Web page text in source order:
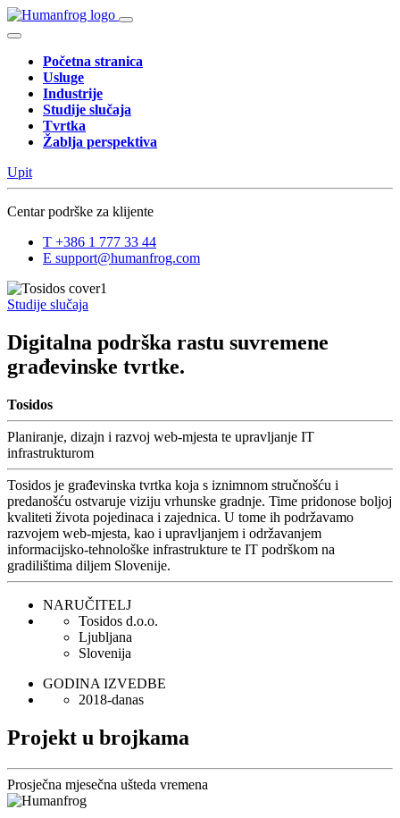
Početna stranica
Usluge
Industrije
Studije slučaja
Tvrtka
Žablja perspektiva
Upit
Centar podrške za klijente
T +386 1 777 33 44
E support@humanfrog.com
Studije slučaja
Digitalna podrška rastu suvremene
građevinske tvrtke.
Tosidos
Planiranje, dizajn i razvoj web-mjesta te upravljanje IT
infrastrukturom
Tosidos je građevinska tvrtka koja s iznimnom stručnošću i
predanošću ostvaruje viziju vrhunske gradnje. Time pridonose boljoj
kvaliteti života pojedinaca i zajednica. U tome ih podržavamo
razvojem web-mjesta, kao i upravljanjem i održavanjem
informacijsko-tehnološke infrastrukture te IT podrškom na
gradilištima diljem Slovenije.
NARUČITELJ
Tosidos d.o.o.
Ljubljana
Slovenija
GODINA IZVEDBE
2018-danas
Projekt u brojkama
Prosječna mjesečna ušteda vremena